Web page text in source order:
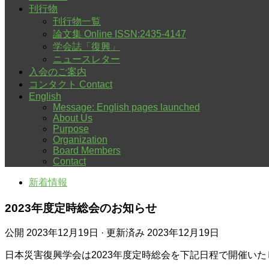
刊行物
刊行物一覧
論文集 Online ISSN:2435-4147
学会誌「復興」
ニュースレター
入会のご案内
コンタクト Contact
English
Message: English pages launched
About Us
Purpose
Organization
Board Members
Contact
新着情報
2023年度定時総会のお知らせ
公開 2023年12月19日 · 更新済み 2023年12月19日
日本災害復興学会は2023年度定時総会を下記日程で開催い